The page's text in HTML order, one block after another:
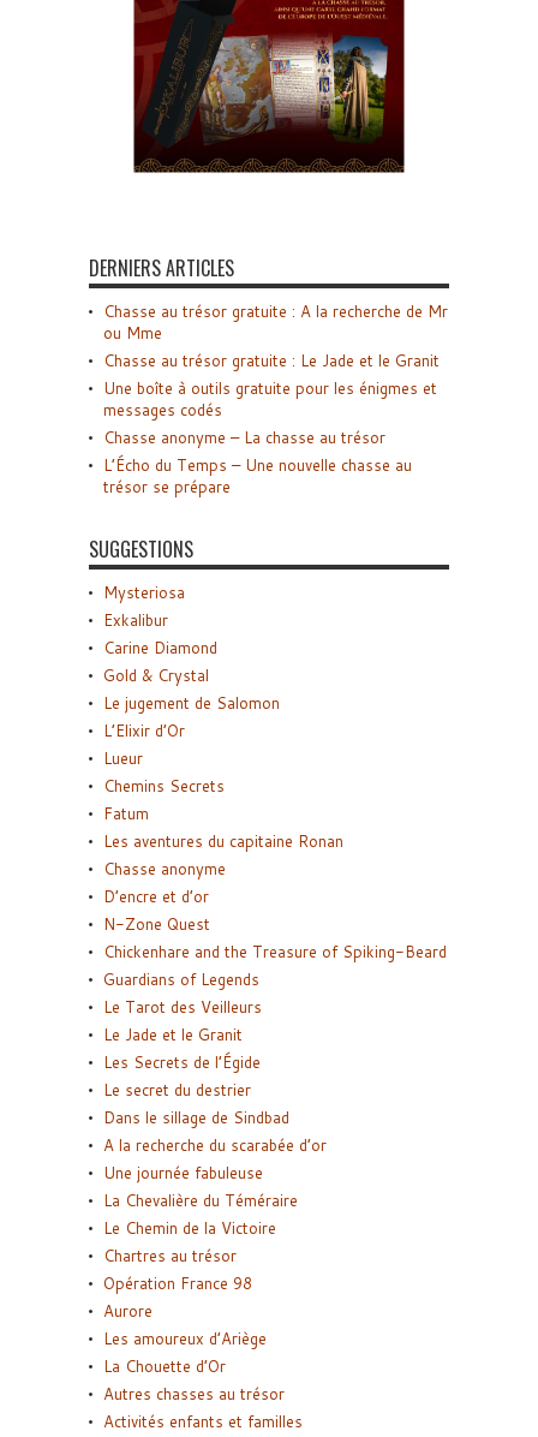
DERNIERS ARTICLES
Chasse au trésor gratuite : A la recherche de Mr
ou Mme
Chasse au trésor gratuite : Le Jade et le Granit
Une boîte à outils gratuite pour les énigmes et
messages codés
Chasse anonyme – La chasse au trésor
L’Écho du Temps – Une nouvelle chasse au
trésor se prépare
SUGGESTIONS
Mysteriosa
Exkalibur
Carine Diamond
Gold & Crystal
Le jugement de Salomon
L’Elixir d’Or
Lueur
Chemins Secrets
Fatum
Les aventures du capitaine Ronan
Chasse anonyme
D’encre et d’or
N-Zone Quest
Chickenhare and the Treasure of Spiking-Beard
Guardians of Legends
Le Tarot des Veilleurs
Le Jade et le Granit
Les Secrets de l’Égide
Le secret du destrier
Dans le sillage de Sindbad
A la recherche du scarabée d’or
Une journée fabuleuse
La Chevalière du Téméraire
Le Chemin de la Victoire
Chartres au trésor
Opération France 98
Aurore
Les amoureux d’Ariège
La Chouette d’Or
Autres chasses au trésor
Activités enfants et familles